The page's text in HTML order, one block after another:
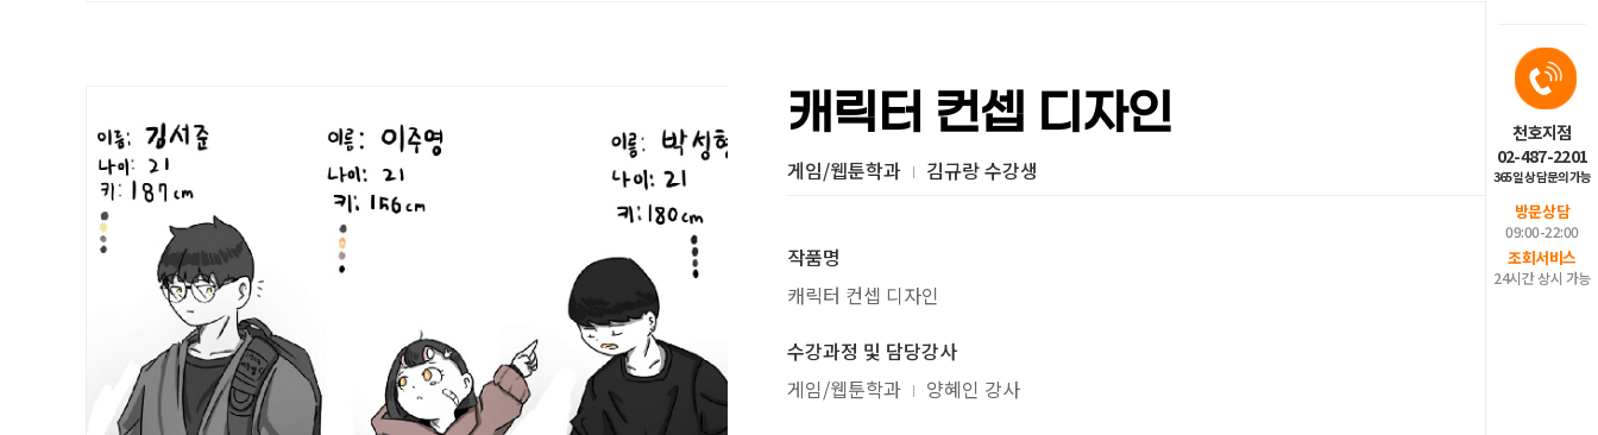
천호지점
02-487-2201
365일 상담문의가능
방문상담
09:00-22:00
조회서비스
24시간 상시 가능
캐릭터 컨셉 디자인
게임/웹툰학과 김규랑 수강생
작품명
캐릭터 컨셉 디자인
수강과정 및 담당강사
게임/웹툰학과
양혜인 강사